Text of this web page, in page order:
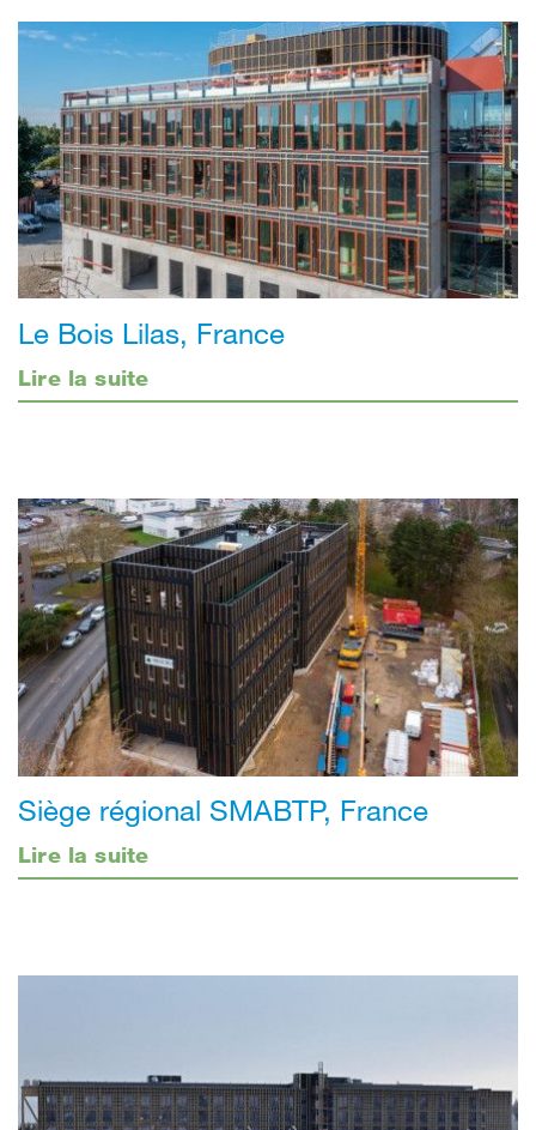
Le Bois Lilas, France
Lire la suite
Siège régional SMABTP, France
Lire la suite